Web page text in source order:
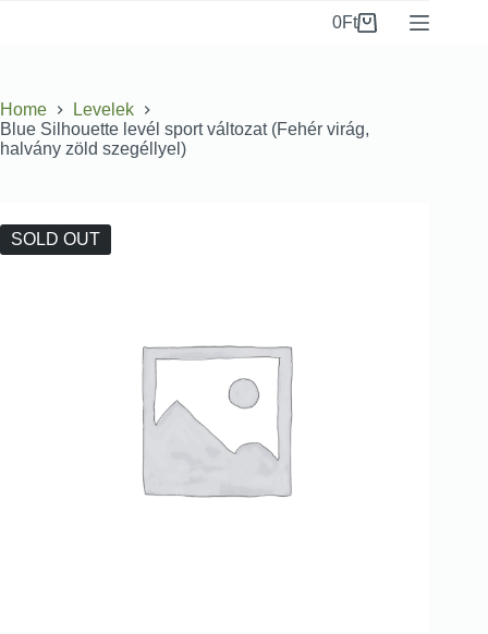
0Ft
Home
Levelek
Blue Silhouette levél sport változat (Fehér virág,
halvány zöld szegéllyel)
SOLD OUT